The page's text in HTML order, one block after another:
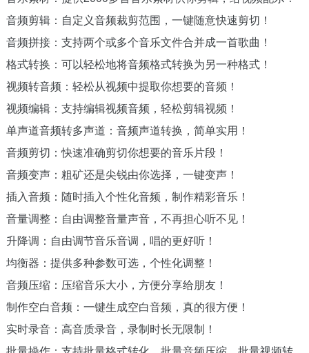
音频剪辑：自定义音频裁剪范围，一键随意快速剪切！
音频拼接：支持两个或多个音乐文件合并成一首歌曲！
格式转换：可以轻松地将音频格式转换为另一种格式！
视频转音频：轻松从视频中提取你想要的音频！
视频编辑：支持编辑视频音频，轻松剪辑视频！
单声道音频转多声道：音频声道转换，简单实用！
音频剪切：快速准确剪切你想要的音乐片段！
音频变声：粗矿还是尖锐由你选择，一键变声！
插入音频：随时插入个性化音频，制作精彩音乐！
音量调整：自由调整音量声音，不再担心听不见！
升降调：自由调节音乐音调，唱的更好听！
均衡器：提供多种参数可选，个性化调整！
音频压缩：压缩音乐大小，方便分享给朋友！
制作空白音频：一键生成空白音频，真的很方便！
实时录音：高音质录音，录制时长无限制！